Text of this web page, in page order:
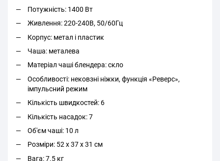
Потужність: 1400 Вт
Живлення: 220-240В, 50/60Гц
Корпус: метал і пластик
Чаша: металева
Матеріал чаші блендера: скло
Особливості: нековзні ніжки, функція «Реверс»,
імпульсний режим
Кількість швидкостей: 6
Кількість насадок: 7
Об'єм чаші: 10 л
Розміри: 52 x 37 x 31 см
Вага: 7.5 кг